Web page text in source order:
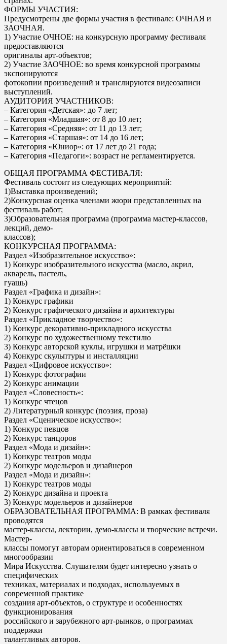
ФОРМЫ УЧАСТИЯ:
Предусмотрены две формы участия в фестивале: ОЧНАЯ и
ЗАОЧНАЯ.
1) Участие ОЧНОЕ: на конкурсную программу фестиваля
предоставляются
оригиналы арт-объектов;
2) Участие ЗАОЧНОЕ: во время конкурсной программы
экспонируются
фотокопии произведений и транслируются видеозаписи
выступлений.
АУДИТОРИЯ УЧАСТНИКОВ:
– Категория «Детская»: до 7 лет;
– Категория «Младшая»: от 8 до 10 лет;
– Категория «Средняя»: от 11 до 13 лет;
– Категория «Старшая»: от 14 до 16 лет;
– Категория «Юниор»: от 17 лет до 21 года;
– Категория «Педагоги»: возраст не регламентируется.
ОБЩАЯ ПРОГРАММА ФЕСТИВАЛЯ:
Фестиваль состоит из следующих мероприятий:
1)Выставка произведений;
2)Конкурсная оценка членами жюри представленных на
фестиваль работ;
3)Образовательная программа (программа мастер-классов,
лекций, демо-
классов);
КОНКУРСНАЯ ПРОГРАММА:
Раздел «Изобразительное искусство»:
1) Конкурс изобразительного искусства (масло, акрил,
акварель, пастель,
гуашь)
Раздел «Графика и дизайн»:
1) Конкурс графики
2) Конкурс графического дизайна и архитектуры
Раздел «Прикладное творчество»:
1) Конкурс декоративно-прикладного искусства
2) Конкурс по художественному текстилю
3) Конкурс авторской куклы, игрушки и матрёшки
4) Конкурс скульптуры и инсталляции
Раздел «Цифровое искусство»:
1) Конкурс фотографии
2) Конкурс анимации
Раздел «Словесность»:
1) Конкурс чтецов
2) Литературный конкурс (поэзия, проза)
Раздел «Сценическое искусство»:
1) Конкурс певцов
2) Конкурс танцоров
Раздел «Мода и дизайн»:
1) Конкурс театров моды
2) Конкурс модельеров и дизайнеров
Раздел «Мода и дизайн»:
1) Конкурс театров моды
2) Конкурс дизайна и проекта
3) Конкурс модельеров и дизайнеров
ОБРАЗОВАТЕЛЬНАЯ ПРОГРАММА: В рамках фестиваля
проводятся
мастер-классы, лектории, демо-классы и творческие встречи.
Мастер-
классы помогут авторам ориентироваться в современном
многообразии
Мира Искусства. Слушателям будет интересно узнать о
специфических
техниках, материалах и подходах, используемых в
современной практике
создания арт-объектов, о структуре и особенностях
функционирования
российского и зарубежного арт-рынков, о программах
поддержки
талантливых авторов.